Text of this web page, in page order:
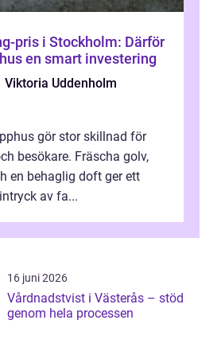
pris i Stockholm: Därför
en smart investering
Viktoria Uddenholm
gör stor skillnad för
besökare. Fräscha golv,
en behaglig doft ger ett
av fa...
16 juni 2026
Vårdnadstvist i Västerås – stöd
genom hela processen